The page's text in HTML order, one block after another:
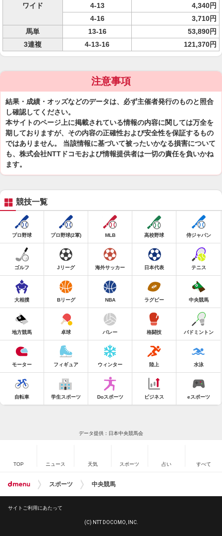
ワイド
4-13
4,340円
4-16
3,710円
馬単
13-16
53,890円
3連複
4-13-16 121,370円
注意事項
結果・成績・オッズなどのデータは、必ず主催者発行のものと照合
し確認してください。
本サイトのページ上に掲載されている情報の内容に関しては万全を
期しておりますが、その内容の正確性および安全性を保証するもの
ではありません。 当該情報に基づいて被ったいかなる損害について
も、株式会社NTTドコモおよび情報提供者は一切の責任を負いかね
ます。
競技一覧
プロ野球 プロ野球(2軍) MLB 高校野球 侍ジャパン
ゴルフ Jリーグ 海外サッカー 日本代表 テニス
大相撲 Bリーグ NBA ラグビー 中央競馬
地方競馬 卓球 バレー 格闘技 バドミントン
モーター フィギュア ウィンター 陸上 水泳
自転車 学生スポーツ Doスポーツ ビジネス eスポーツ
データ提供：日本中央競馬会
TOP ニュース 天気 スポーツ 占い すべて
スポーツ 中央競馬
サイトご利用にあたって
(C) NTT DOCOMO, INC.